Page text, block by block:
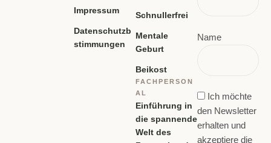
Impressum
Datenschutzb
stimmungen
Schnullerfrei
Mentale
Geburt
Beikost
FACHPERSON
AL
Einführung in
die spannende
Welt des
Name
Ich möchte
den Newsletter
erhalten und
akzeptiere die